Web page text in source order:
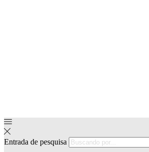
Entrada de pesquisa